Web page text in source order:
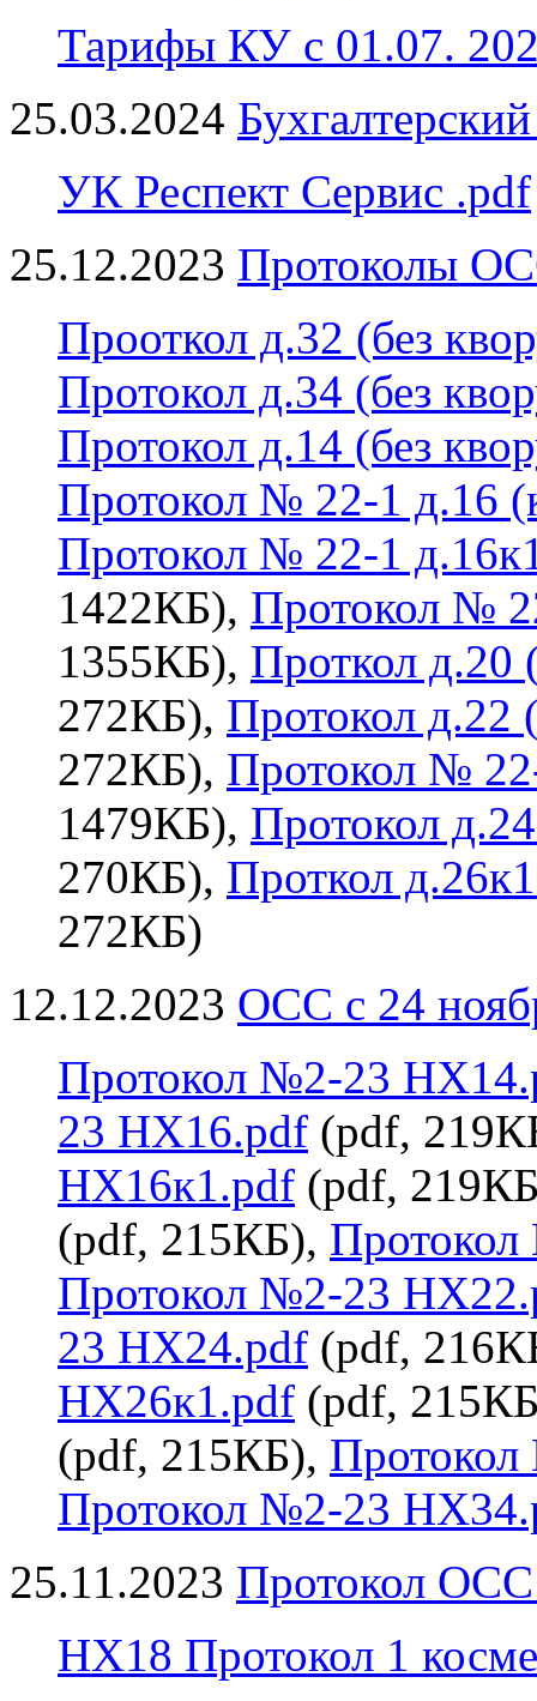
Тарифы КУ с 01.07.
25.03.2024
УК Респект Сервис .pdf
25.12.2023 Протоколы
Прооткол д.32 (без
Протокол д.34 (без
Протокол д.14 (без
Протокол № 22-1 д.16
Протокол № 22-1
1422КБ), Протокол №
1355КБ), Проткол д.20
272КБ), Протокол д.22
272КБ), Протокол №
1479КБ), Протокол
270КБ), Проткол
272КБ)
12.12.2023 ОСС с 24
Протокол №2-23
23 НХ16.pdf (pdf,
НХ16к1.pdf (pdf,
(pdf, 215КБ),
Протокол №2-23
23 НХ24.pdf (pdf,
НХ26к1.pdf (pdf,
(pdf, 215КБ),
Протокол №2-23
25.11.2023 Протокол
НХ18 Протокол 1